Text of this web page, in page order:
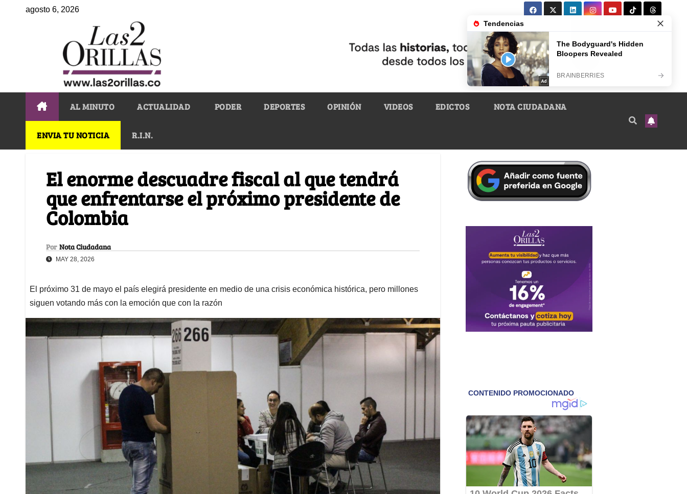
agosto 6, 2026
AL MINUTO ACTUALIDAD PODER DEPORTES OPINIÓN VIDEOS EDICTOS NOTA CIUDADANA
ENVIA TU NOTICIA R.I.N.
El enorme descuadre fiscal al que tendrá
que enfrentarse el próximo presidente de
Colombia
Por Nota Ciudadana
MAY 28, 2026
El próximo 31 de mayo el país elegirá presidente en medio de una crisis económica histórica, pero millones
siguen votando más con la emoción que con la razón